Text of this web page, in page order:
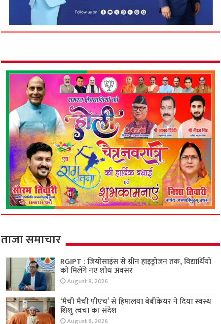
ताजा समाचार
RGIPT : जियोसाइंस से ग्रीन हाइड्रोजन तक, विद्यार्थियों
को मिलेंगे नए शोध अवसर
August 8, 2026
‘मैची मैची पीएच’ से हिमालया बेबीकेयर ने दिया स्वस्थ
शिशु त्वचा का संदेश
August 8, 2026